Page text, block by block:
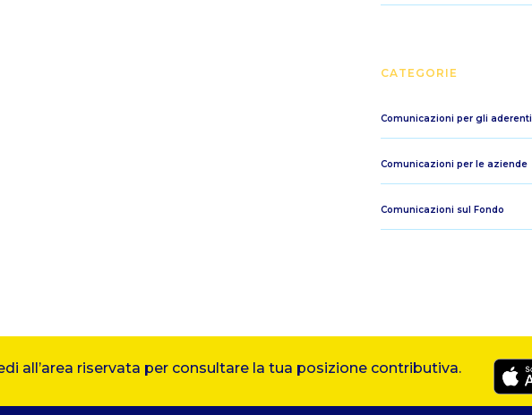
CATEGORIE
Comunicazioni per gli aderenti
Comunicazioni per le aziende
Comunicazioni sul Fondo
all’area riservata per consultare la tua posizione contributiva.